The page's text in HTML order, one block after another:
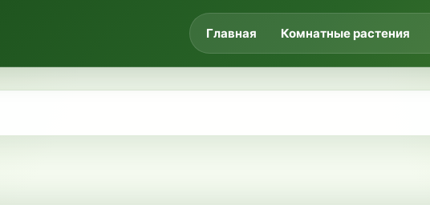
Главная Комнатные растения